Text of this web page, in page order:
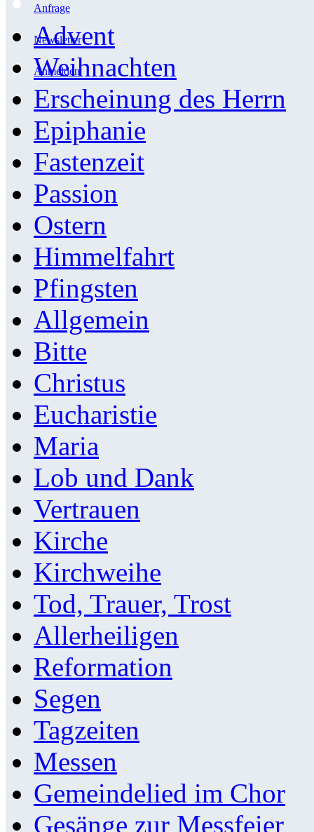
Anfrage
Newsletter
Anmelden
Advent
Weihnachten
Erscheinung des Herrn
Epiphanie
Fastenzeit
Passion
Ostern
Himmelfahrt
Pfingsten
Allgemein
Bitte
Christus
Eucharistie
Maria
Lob und Dank
Vertrauen
Kirche
Kirchweihe
Tod, Trauer, Trost
Allerheiligen
Reformation
Segen
Tagzeiten
Messen
Gemeindelied im Chor
Gesänge zur Messfeier